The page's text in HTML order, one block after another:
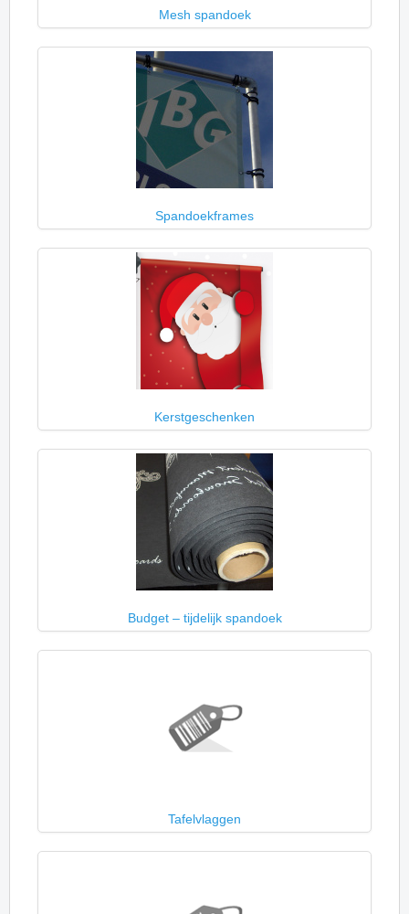
Mesh spandoek
Spandoekframes
Kerstgeschenken
Budget – tijdelijk spandoek
Tafelvlaggen